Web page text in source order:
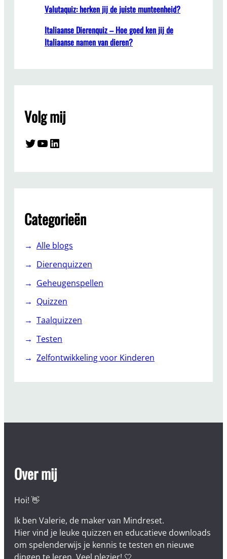
Valutaquiz: herken jij de juiste munteenheid?
Italiaanse Dierenquiz – Hoe goed ken jij de
Italiaanse namen van dieren?
Volg mij
Twitter YouTube LinkedIn
Categorieën
Alle blogs
Dierenquizzen
Geheugenspellen
Quizzen
Taalquizzen
Testen
Zelfontwikkeling voor Kinderen
Over mij
Hoi! 👋
Ik ben Valerie, de maker van Mindreset.
Hier vind je leuke quizzen en educatieve downloads
om spelenderwijs je kennis te testen en nieuwe